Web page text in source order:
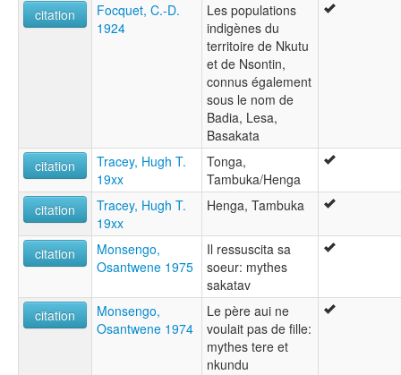
citation
Focquet, C.-D.
1924
Les populations
indigènes du
territoire de Nkutu
et de Nsontin,
connus également
sous le nom de
Badia, Lesa,
Basakata
citation
Tracey, Hugh T.
19xx
Tonga,
Tambuka/Henga
citation
Tracey, Hugh T.
19xx
Henga, Tambuka
citation
Monsengo,
Osantwene 1975
Il ressuscita sa
soeur: mythes
sakatav
citation
Monsengo,
Osantwene 1974
Le père aui ne
voulait pas de fille:
mythes tere et
nkundu